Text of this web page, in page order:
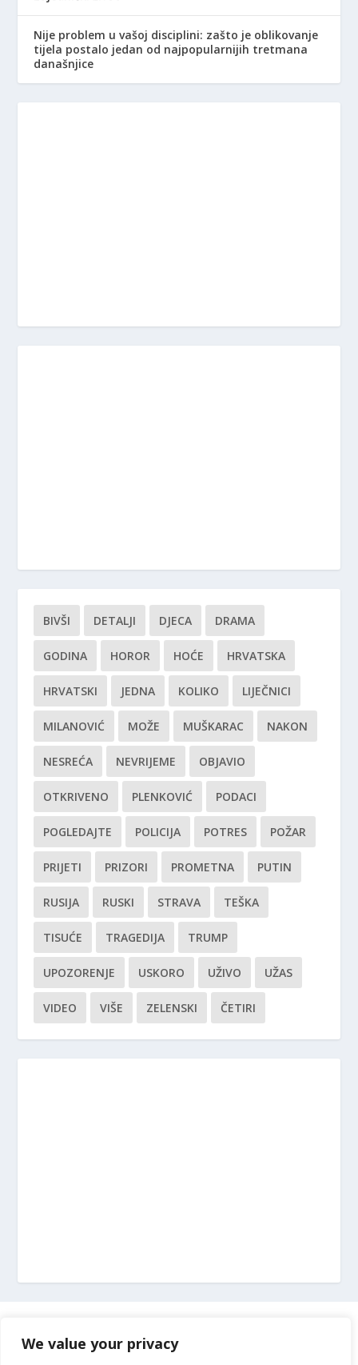
We value your privacy
Nije problem u vašoj disciplini: zašto je oblikovanje
tijela postalo jedan od najpopularnijih tretmana
današnjice
BIVŠI DETALJI DJECA DRAMA
GODINA HOROR HOĆE HRVATSKA
HRVATSKI JEDNA KOLIKO LIJEČNICI
MILANOVIĆ MOŽE MUŠKARAC NAKON
NESREĆA NEVRIJEME OBJAVIO
OTKRIVENO PLENKOVIĆ PODACI
POGLEDAJTE POLICIJA POTRES POŽAR
PRIJETI PRIZORI PROMETNA PUTIN
RUSIJA RUSKI STRAVA TEŠKA
TISUĆE TRAGEDIJA TRUMP
UPOZORENJE USKORO UŽIVO UŽAS
VIDEO VIŠE ZELENSKI ČETIRI